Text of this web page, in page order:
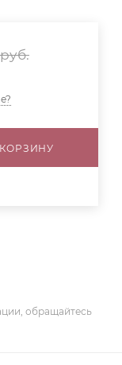
обращайтесь